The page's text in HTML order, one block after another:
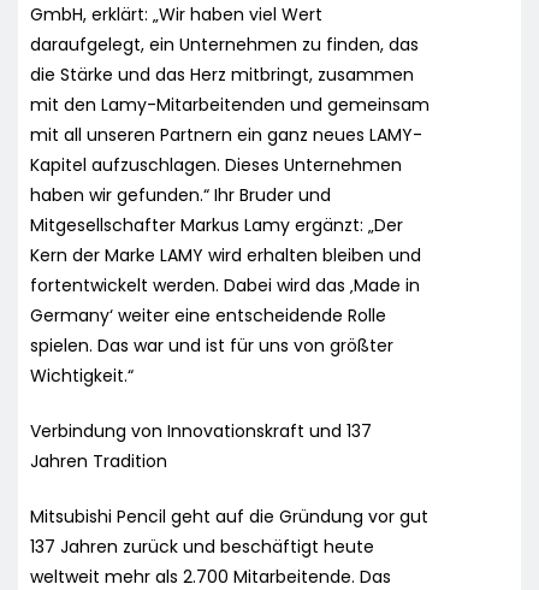
GmbH, erklärt: „Wir haben viel Wert
daraufgelegt, ein Unternehmen zu finden, das
die Stärke und das Herz mitbringt, zusammen
mit den Lamy-Mitarbeitenden und gemeinsam
mit all unseren Partnern ein ganz neues LAMY-
Kapitel aufzuschlagen. Dieses Unternehmen
haben wir gefunden.“ Ihr Bruder und
Mitgesellschafter Markus Lamy ergänzt: „Der
Kern der Marke LAMY wird erhalten bleiben und
fortentwickelt werden. Dabei wird das ‚Made in
Germany‘ weiter eine entscheidende Rolle
spielen. Das war und ist für uns von größter
Wichtigkeit.“
Verbindung von Innovationskraft und 137
Jahren Tradition
Mitsubishi Pencil geht auf die Gründung vor gut
137 Jahren zurück und beschäftigt heute
weltweit mehr als 2.700 Mitarbeitende. Das